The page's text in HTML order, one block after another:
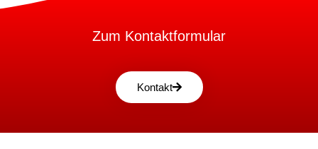
Zum Kontaktformular
Kontakt